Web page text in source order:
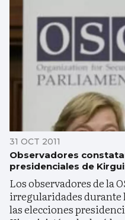
31 OCT 2011
Observadores
presidenciales de
Los observadores de la
irregularidades durante
las elecciones